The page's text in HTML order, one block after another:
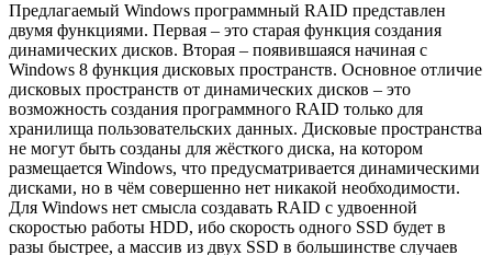
Предлагаемый Windows программный RAID представлен
двумя функциями. Первая – это старая функция создания
динамических дисков. Вторая – появившаяся начиная с
Windows 8 функция дисковых пространств. Основное отличие
дисковых пространств от динамических дисков – это
возможность создания программного RAID только для
хранилища пользовательских данных. Дисковые пространства
не могут быть созданы для жёсткого диска, на котором
размещается Windows, что предусматривается динамическими
дисками, но в чём совершенно нет никакой необходимости.
Для Windows нет смысла создавать RAID с удвоенной
скоростью работы HDD, ибо скорость одного SSD будет в
разы быстрее, а массив из двух SSD в большинстве случаев